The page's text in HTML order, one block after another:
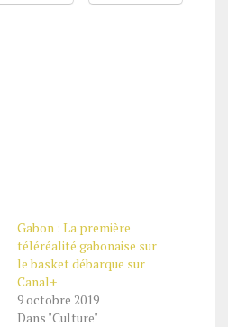
Gabon : La première
téléréalité gabonaise sur
le basket débarque sur
Canal+
9 octobre 2019
Dans "Culture"